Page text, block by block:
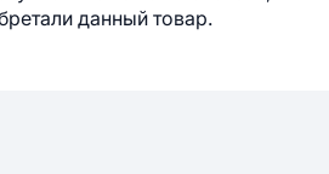
данный товар.